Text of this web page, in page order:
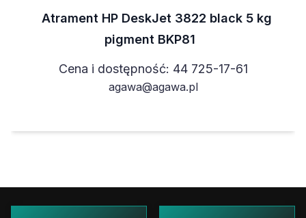
Atrament HP DeskJet 3822 black 5 kg
pigment BKP81
Cena i dostępność: 44 725-17-61
agawa@agawa.pl